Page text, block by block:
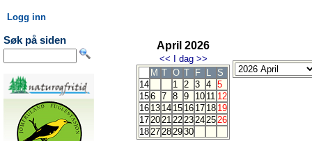
Logg inn
Søk på siden April 2026
<< I dag >>
M T O T F L
S
14
1 2 3 4 5
156 7 8 9 10 11 12
16 13 14 15 16 17 18 19
1720212223242526
1827282930